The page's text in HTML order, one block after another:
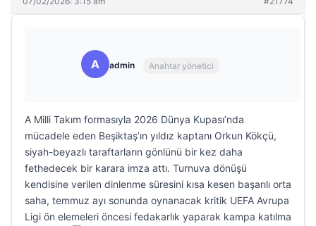
A admin Anahtar yönetici
A Milli Takım formasıyla 2026 Dünya Kupası’nda
mücadele eden Beşiktaş’ın yıldız kaptanı Orkun Kökçü,
siyah-beyazlı taraftarların gönlünü bir kez daha
fethedecek bir karara imza attı. Turnuva dönüşü
kendisine verilen dinlenme süresini kısa kesen başarılı orta
saha, temmuz ayı sonunda oynanacak kritik UEFA Avrupa
Ligi ön elemeleri öncesi fedakarlık yaparak kampa katılma